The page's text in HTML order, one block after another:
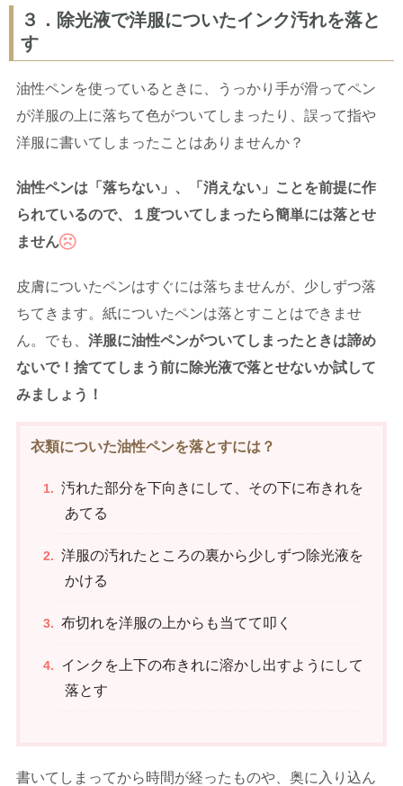
３．除光液で洋服についたインク汚れを落と
す
油性ペンを使っているときに、うっかり手が滑ってペン
が洋服の上に落ちて色がついてしまったり、誤って指や
洋服に書いてしまったことはありませんか？
油性ペンは「落ちない」、「消えない」ことを前提に作
られているので、１度ついてしまったら簡単には落とせ
ません
皮膚についたペンはすぐには落ちませんが、少しずつ落
ちてきます。紙についたペンは落とすことはできませ
ん。でも、 洋服に油性ペンがついてしまったときは諦め
ないで！捨ててしまう前に除光液で落とせないか試して
みましょう！
衣類についた油性ペンを落とすには？
汚れた部分を下向きにして、その下に布きれを
あてる
洋服の汚れたところの裏から少しずつ除光液を
かける
布切れを洋服の上からも当てて叩く
インクを上下の布きれに溶かし出すようにして
落とす
書いてしまってから時間が経ったものや、奥に入り込ん